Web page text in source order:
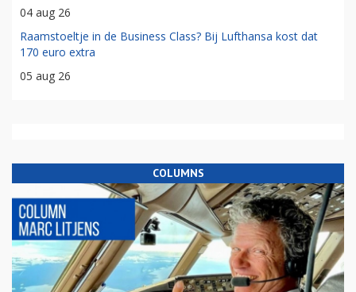
04 aug 26
Raamstoeltje in de Business Class? Bij Lufthansa kost dat
170 euro extra
05 aug 26
COLUMNS